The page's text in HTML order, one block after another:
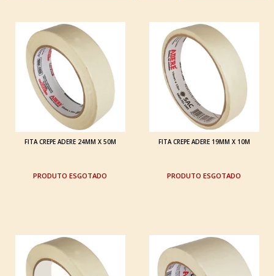
FITA CREPE ADERE 24MM X 50M
ESGOTADO
FITA CREPE ADERE 19MM X 10M
ESGOTADO